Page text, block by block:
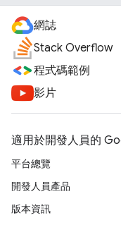
網誌
Stack Overflow
程式碼範例
影片
適用於開發人員的
平台總覽
開發人員產品
版本資訊